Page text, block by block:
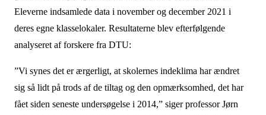
Eleverne indsamlede data i november og december 2021 i
deres egne klasselokaler. Resultaterne blev efterfølgende
analyseret af forskere fra DTU:
”Vi synes det er ærgerligt, at skolernes indeklima har ændret
sig så lidt på trods af de tiltag og den opmærksomhed, det har
fået siden seneste undersøgelse i 2014,” siger professor Jørn